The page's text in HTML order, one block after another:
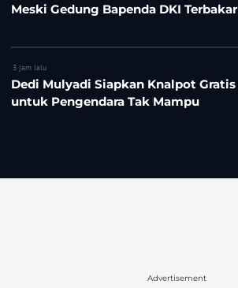
Meski Gedung Bapenda DKI Terbakar
3 jam lalu
Dedi Mulyadi Siapkan Knalpot Gratis
untuk Pengendara Tak Mampu
Advertisement